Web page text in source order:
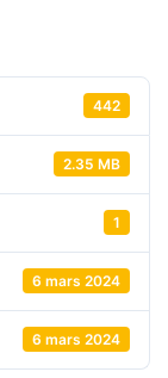
442
2.35 MB
1
6 mars 2024
6 mars 2024